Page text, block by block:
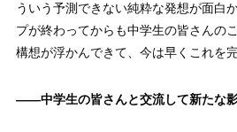
ういう予測できない純粋な発想が面白
プが終わってからも中学生の皆さんの
構想が浮かんできて、今は早くこれを
——中学生の皆さんと交流して新たな